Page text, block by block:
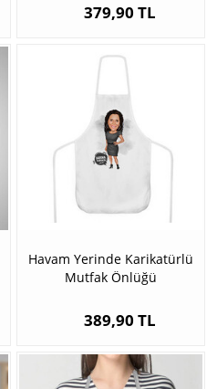
379,90 TL
Havam Yerinde Karikatürlü
Mutfak Önlüğü
389,90 TL